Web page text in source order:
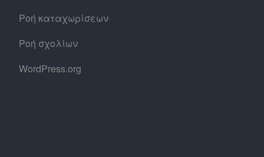
Ροή καταχωρίσεων
Ροή σχολίων
WordPress.org